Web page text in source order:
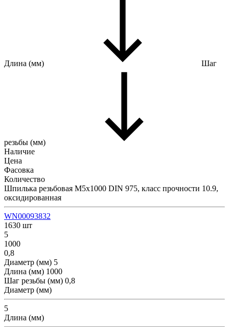
Длина (мм) Шаг
резьбы (мм)
Наличие
Цена
Фасовка
Количество
Шпилька резьбовая М5х1000 DIN 975, класс прочности 10.9,
оксидированная
WN00093832
1630 шт
5
1000
0,8
Диаметр (мм) 5
Длина (мм) 1000
Шаг резьбы (мм) 0,8
Диаметр (мм)
5
Длина (мм)